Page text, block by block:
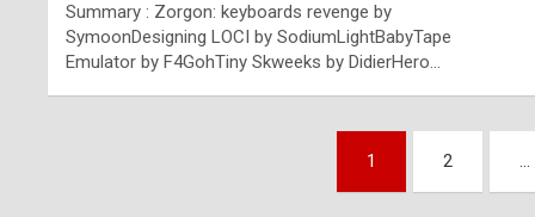
Summary : Zorgon: keyboards revenge by
SymoonDesigning LOCI by SodiumLightBabyTape
Emulator by F4GohTiny Skweeks by DidierHero…
1 2 …